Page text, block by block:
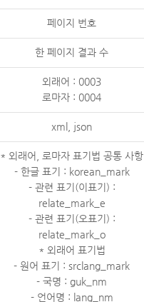
페이지 번호
한 페이지 결과 수
외래어 : 0003
로마자 : 0004
xml, json
* 외래어, 로마자 표기법 공통 사항
- 한글 표기 : korean_mark
- 관련 표기(이표기) :
relate_mark_e
- 관련 표기(오표기) :
relate_mark_o
* 외래어 표기법
- 원어 표기 : srclang_mark
- 국명 : guk_nm
- 언어명 : lang_nm